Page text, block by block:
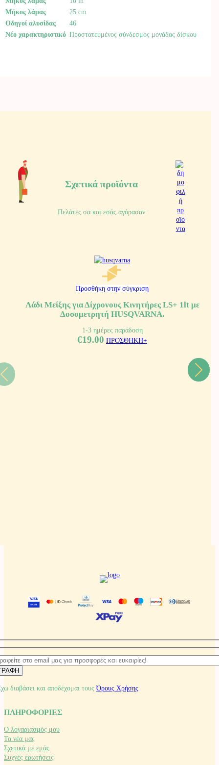
Μήκος λάμας
25 cm
Οδηγοί αλυσίδας
46
Νέο χαρακτηριστικό Προστατευμένος σύνδεσμος μονάδας δίσκου
Σχετικά προϊόντα
Πελάτες σα και εσάς αγόρασαν
Προσθήκη στην σύγκριση
Λάδι Μείξης για Δίχρονους Κινητήρες LS+ 1lt με
Δοσομετρητή HUSQVARNA.
1-3 ημέρες παράδοση
€19.00 ΠΡΟΣΘΗΚΗ+
διαβάσει και αποδέχομαι τουςΌρους Χρήσης
ΠΛΗΡΟΦΟΡΙΕΣ
Ο λογαριασμός μου
Τα νέα μας
Σχετικά με εμάς
Συχνές ερωτήσεις